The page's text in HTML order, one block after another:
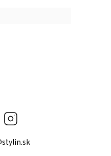
stylin.sk